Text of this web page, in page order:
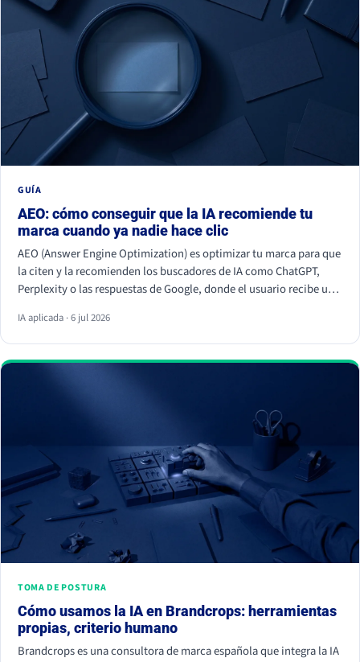
GUÍA
AEO: cómo conseguir que la IA recomiende tu
marca cuando ya nadie hace clic
AEO (Answer Engine Optimization) es optimizar tu marca para que
la citen y la recomienden los buscadores de IA como ChatGPT,
Perplexity o las respuestas de Google, donde el usuario recibe una
información citable, ganarte autoridad de terceros y demostrar
experiencia real. Empieza hoy, porque la IA ya decide a quién
nombrar y a quién ignorar.
IA aplicada · 6 jul 2026
TOMA DE POSTURA
Cómo usamos la IA en Brandcrops: herramientas
propias, criterio humano
Brandcrops es una consultora de marca española que integra la IA